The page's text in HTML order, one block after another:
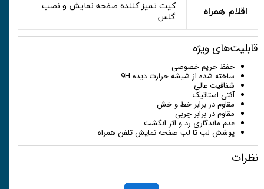
اقلام همراه
کیت تمیز کننده صفحه نمایش و نصب
گلس
قابلیت‌های ویژه
حفظ حریم خصوصی
ساخته شده از شیشه حرارت دیده 9H
شفافیت عالی
آنتی استاتیک
مقاوم در برابر خط و خش
مقاوم در برابر چربی
عدم ماندگاری رد و اثر انگشت
پوشش لب تا لب صفحه نمایش تلفن همراه
نظرات